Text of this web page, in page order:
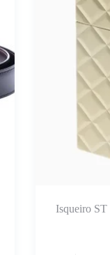
Isqueiro